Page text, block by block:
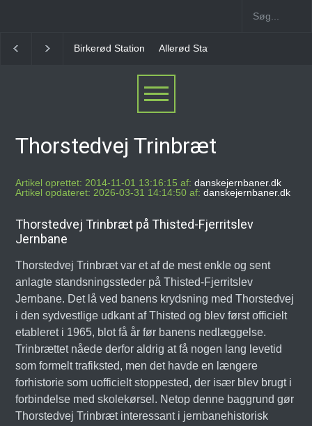
Allerød Station Favrholm Station
Thorstedvej Trinbræt
Artikel oprettet: 2014-11-01 13:16:15 af: danskejernbaner.dk
Artikel opdateret: 2026-03-31 14:14:50 af: danskejernbaner.dk
Thorstedvej Trinbræt på Thisted-Fjerritslev
Jernbane
Thorstedvej Trinbræt var et af de mest enkle og sent
anlagte standsningssteder på Thisted-Fjerritslev
Jernbane. Det lå ved banens krydsning med Thorstedvej
i den sydvestlige udkant af Thisted og blev først officielt
etableret i 1965, blot få år før banens nedlæggelse.
Trinbrættet nåede derfor aldrig at få nogen lang levetid
som formelt trafiksted, men det havde en længere
forhistorie som uofficielt stoppested, der især blev brugt i
forbindelse med skolekørsel. Netop denne baggrund gør
Thorstedvej Trinbræt interessant i jernbanehistorisk